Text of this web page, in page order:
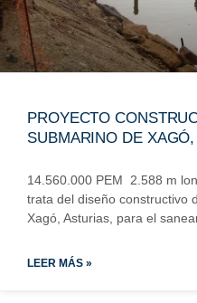
PROYECTO
SUBMARINO DE
14.560.000 PEM 2.588 m
trata del diseño constructivo
Xagó, Asturias, para el
LEER MÁS »